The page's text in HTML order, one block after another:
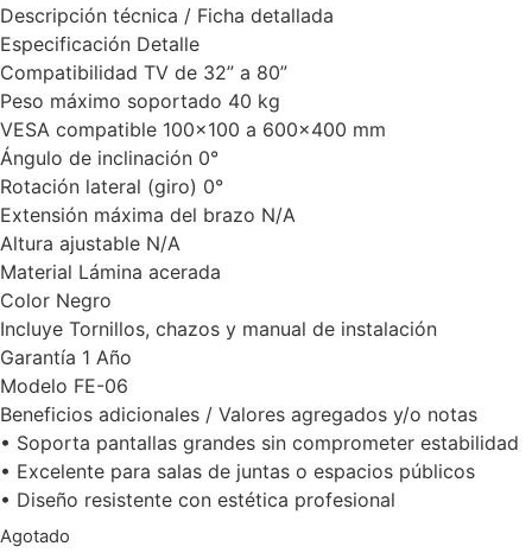
Descripción técnica / Ficha detallada
Especificación Detalle
Compatibilidad TV de 32” a 80”
Peso máximo soportado 40 kg
VESA compatible 100×100 a 600×400 mm
Ángulo de inclinación 0°
Rotación lateral (giro) 0°
Extensión máxima del brazo N/A
Altura ajustable N/A
Material Lámina acerada
Color Negro
Incluye Tornillos, chazos y manual de instalación
Garantía 1 Año
Modelo FE-06
Beneficios adicionales / Valores agregados y/o notas
• Soporta pantallas grandes sin comprometer estabilidad
• Excelente para salas de juntas o espacios públicos
• Diseño resistente con estética profesional
Agotado